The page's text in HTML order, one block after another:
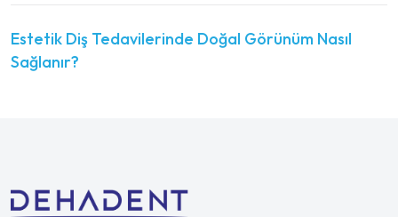
Estetik Diş Tedavilerinde Doğal Görünüm Nasıl
Sağlanır?